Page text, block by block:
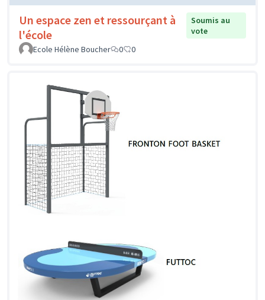
Un espace zen et ressourçant à
l'école
Soumis au
vote
Ecole Hélène Boucher
0 0